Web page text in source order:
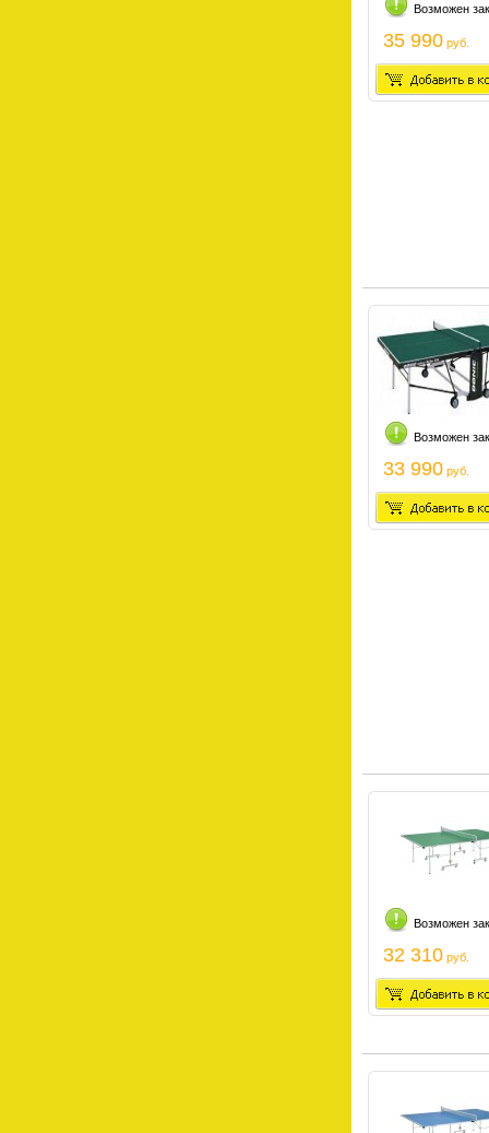
Возможен
35 990 руб.
Возможен
33 990 руб.
Возможен
32 310 руб.